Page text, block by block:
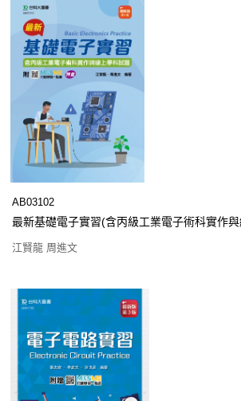
AB03102
最新基礎電子實習(含丙級工業電子術科實作
江賢龍 周進文